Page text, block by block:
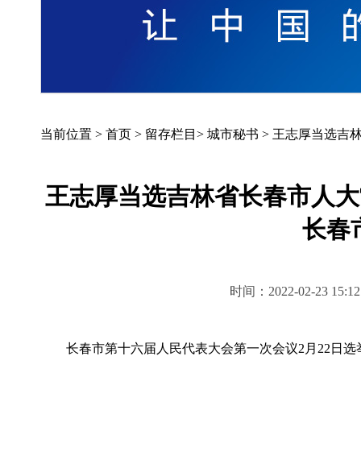
当前位置 > 首页 > 留存栏目 > 城市秘书 > 王志厚当选吉
王志厚当选吉林省长春市人
长春
时间：2022-02-23
长春市第十六届人民代表大会第一次会议2月22日选